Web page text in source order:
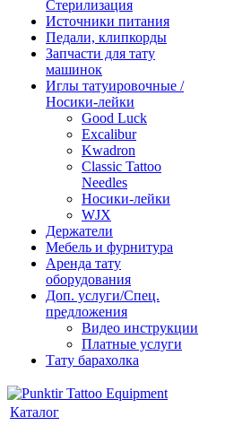
Стерилизация
Источники питания
Педали, клипкорды
Запчасти для тату
машинок
Иглы татуировочные /
Носики-лейки
Good Luck
Excalibur
Kwadron
Classic Tattoo
Needles
Носики-лейки
WJX
Держатели
Мебель и фурнитура
Аренда тату
оборудования
Доп. услуги/Спец.
предложения
Видео инструкции
Платные услуги
Тату барахолка
Каталог